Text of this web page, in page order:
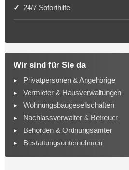
24/7 Soforthilfe
Wir sind für Sie da
Privatpersonen & Angehörige
Vermieter & Hausverwaltungen
Wohnungsbaugesellschaften
Nachlassverwalter & Betreuer
Behörden & Ordnungsämter
Bestattungsunternehmen